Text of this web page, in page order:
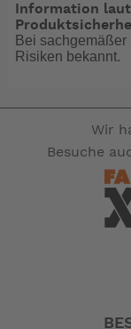
Information
Bei
Risiken bekannt.
Wir
Besuche